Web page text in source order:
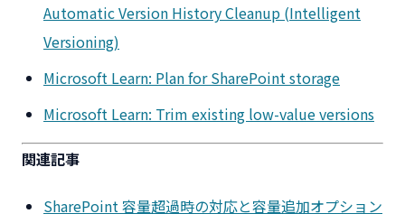
Automatic Version History Cleanup (Intelligent
Versioning)
Microsoft Learn: Plan for SharePoint storage
Microsoft Learn: Trim existing low-value versions
関連記事
SharePoint 容量超過時の対応と容量追加オプション